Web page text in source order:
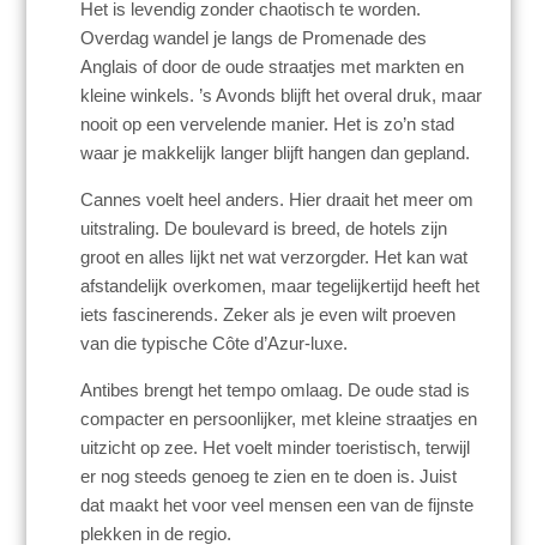
Het is levendig zonder chaotisch te worden.
Overdag wandel je langs de Promenade des
Anglais of door de oude straatjes met markten en
kleine winkels. ’s Avonds blijft het overal druk, maar
nooit op een vervelende manier. Het is zo’n stad
waar je makkelijk langer blijft hangen dan gepland.
Cannes voelt heel anders. Hier draait het meer om
uitstraling. De boulevard is breed, de hotels zijn
groot en alles lijkt net wat verzorgder. Het kan wat
afstandelijk overkomen, maar tegelijkertijd heeft het
iets fascinerends. Zeker als je even wilt proeven
van die typische Côte d’Azur-luxe.
Antibes brengt het tempo omlaag. De oude stad is
compacter en persoonlijker, met kleine straatjes en
uitzicht op zee. Het voelt minder toeristisch, terwijl
er nog steeds genoeg te zien en te doen is. Juist
dat maakt het voor veel mensen een van de fijnste
plekken in de regio.